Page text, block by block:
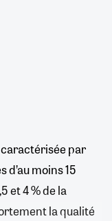
par
moins 15
et 4 % de la
la qualité